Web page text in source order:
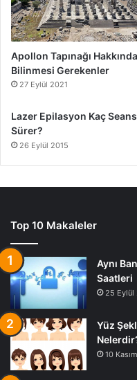
Apollon Tapınağı Hakkında
Bilinmesi Gerekenler
27 Eylül 2021
Lazer Epilasyon Kaç Seans
Sürer?
26 Eylül 2015
Top 10 Makaleler
Aynı
Saatleri
25 Eylül
Yüz
10